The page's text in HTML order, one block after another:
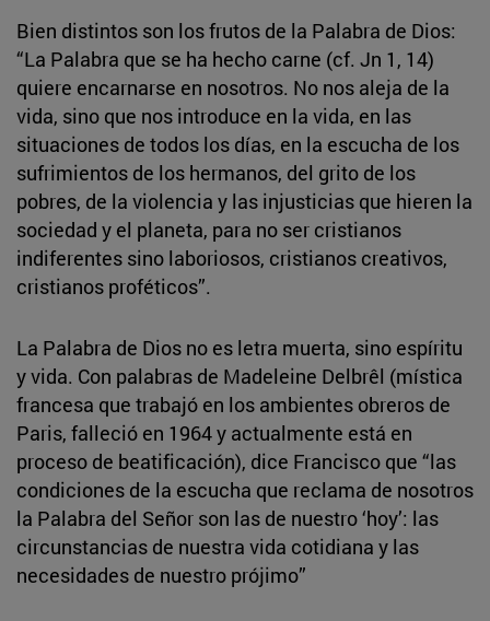
Bien distintos son los frutos de la Palabra de Dios:
“La Palabra que se ha hecho carne (cf. Jn 1, 14)
quiere encarnarse en nosotros. No nos aleja de la
vida, sino que nos introduce en la vida, en las
situaciones de todos los días, en la escucha de los
sufrimientos de los hermanos, del grito de los
pobres, de la violencia y las injusticias que hieren la
sociedad y el planeta, para no ser cristianos
indiferentes sino laboriosos, cristianos creativos,
cristianos proféticos”.
La Palabra de Dios no es letra muerta, sino espíritu
y vida. Con palabras de Madeleine Delbrêl (mística
francesa que trabajó en los ambientes obreros de
Paris, falleció en 1964 y actualmente está en
proceso de beatificación), dice Francisco que “las
condiciones de la escucha que reclama de nosotros
la Palabra del Señor son las de nuestro ‘hoy’: las
circunstancias de nuestra vida cotidiana y las
necesidades de nuestro prójimo”